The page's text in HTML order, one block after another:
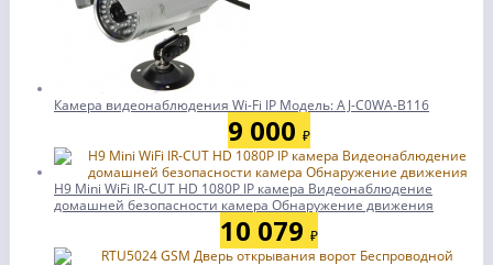
Камера видеонаблюдения Wi-Fi IP Модель: AJ-C0WA-B116
9 000 ₽
H9 Mini WiFi IR-CUT HD 1080P IP камера Видеонаблюдение
домашней безопасности камера Обнаружение движения
10 079 ₽